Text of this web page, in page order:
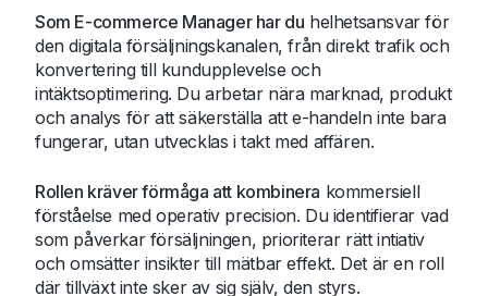
Som E-commerce Manager har du helhetsansvar för
den digitala försäljningskanalen, från direkt trafik och
konvertering till kundupplevelse och
intäktsoptimering. Du arbetar nära marknad, produkt
och analys för att säkerställa att e-handeln inte bara
fungerar, utan utvecklas i takt med affären.
Rollen kräver förmåga att kombinera kommersiell
förståelse med operativ precision. Du identifierar vad
som påverkar försäljningen, prioriterar rätt intiativ
och omsätter insikter till mätbar effekt. Det är en roll
där tillväxt inte sker av sig själv, den styrs.